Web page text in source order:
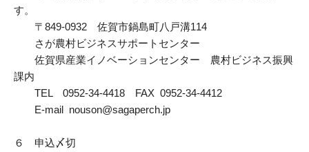
す。
〒849-0932 佐賀市鍋島町八戸溝114
さが農村ビジネスサポートセンター
佐賀県産業イノベーションセンター 農村ビジネス振興
課内
TEL 0952-34-4418 FAX 0952-34-4412
E-mail nouson@sagaperch.jp
６ 申込〆切